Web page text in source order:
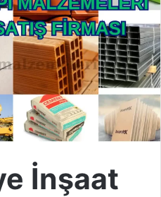
İnşaat